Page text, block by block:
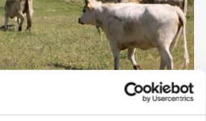
tilskud til naturprojekter